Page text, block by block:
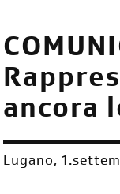
ancora
Lugano,